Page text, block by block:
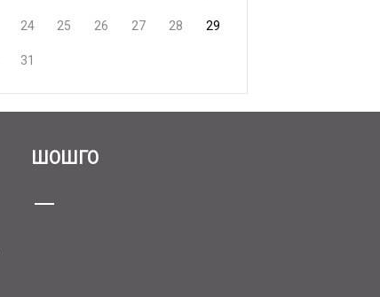
24 25 26 27 28 29
31
ШОШГО